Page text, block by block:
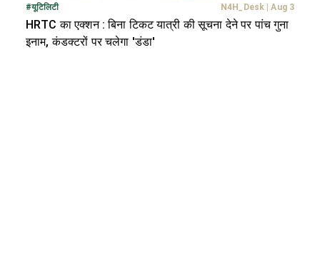
#यूटिलिटी N4H_Desk Aug 3
HRTC का एक्शन : बिना टिकट यात्री की सूचना देने पर पांच गुना
इनाम, कंडक्टरों पर चलेगा 'डंडा'